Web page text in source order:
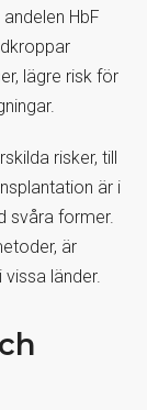
HbF
lägre risk för
risker, till
är i
svåra former.
är
länder.